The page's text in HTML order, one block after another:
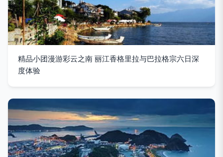
精品小团漫游彩云之南 丽江香格里拉与巴拉格宗六日深
度体验